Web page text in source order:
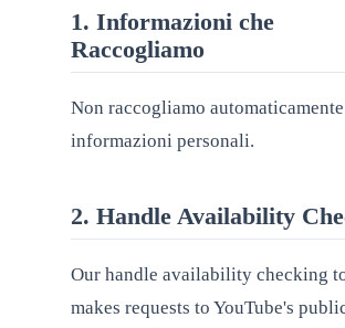
1. Informazioni che
Raccogliamo
Non raccogliamo automaticamente
informazioni personali.
2. Handle Availability
Our handle availability checking
makes requests to YouTube's